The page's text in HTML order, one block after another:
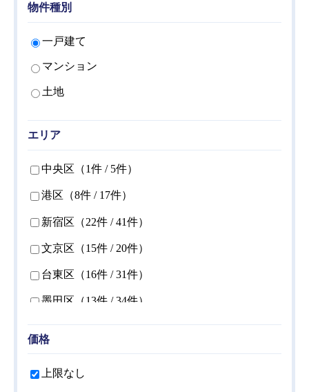
物件種別
一戸建て
マンション
土地
エリア
中央区 （1件 / 5件）
港区 （8件 / 17件）
新宿区 （22件 /41件）
文京区 （15件 / 20件）
台東区 （16件 /31件）
墨田区 （13件 / 34件）
江東区（20件 /42件）
品川区（25件 /38件）
目黒区 （20件 /
価格
上限なし